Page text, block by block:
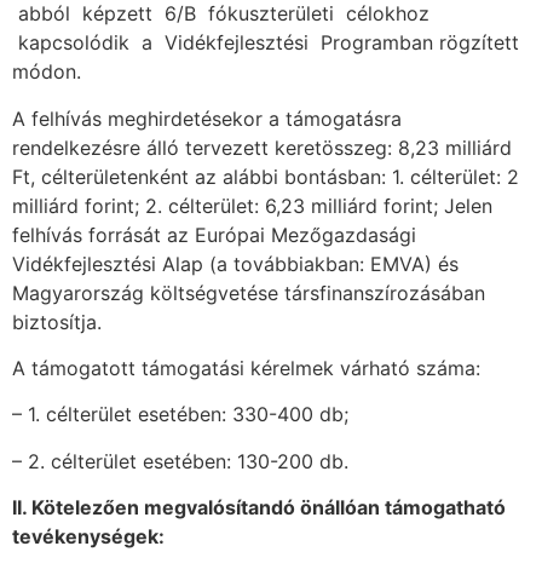
abból képzett 6/B fókuszterületi célokhoz
kapcsolódik a Vidékfejlesztési Programban rögzített
módon.
A felhívás meghirdetésekor a támogatásra
rendelkezésre álló tervezett keretösszeg: 8,23 milliárd
Ft, célterületenként az alábbi bontásban: 1. célterület: 2
milliárd forint; 2. célterület: 6,23 milliárd forint; Jelen
felhívás forrását az Európai Mezőgazdasági
Vidékfejlesztési Alap (a továbbiakban: EMVA) és
Magyarország költségvetése társfinanszírozásában
biztosítja.
A támogatott támogatási kérelmek várható száma:
– 1. célterület esetében: 330-400 db;
– 2. célterület esetében: 130-200 db.
II. Kötelezően megvalósítandó önállóan támogatható
tevékenységek: